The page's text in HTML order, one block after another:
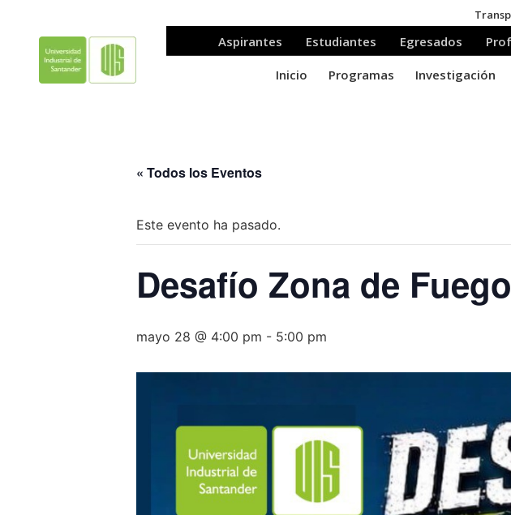
« Todos los Eventos
Este evento ha pasado.
Desafío Zona de Fuego
mayo 28 @ 4:00 pm - 5:00 pm